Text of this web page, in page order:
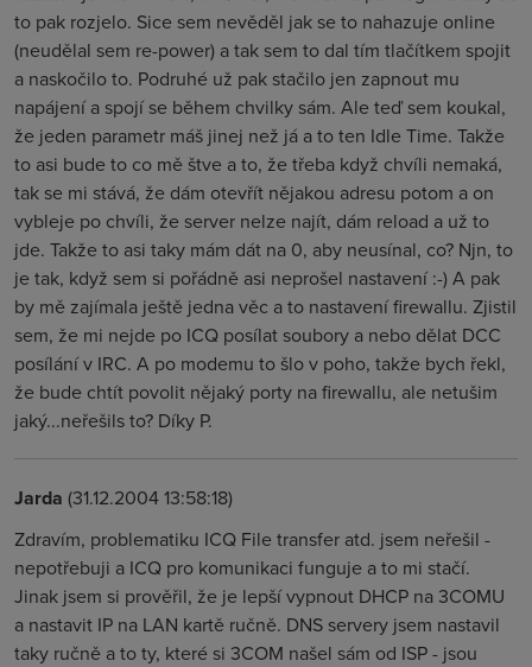
to pak rozjelo. Sice sem nevěděl jak se to nahazuje online
(neudělal sem re-power) a tak sem to dal tím tlačítkem spojit
a naskočilo to. Podruhé už pak stačilo jen zapnout mu
napájení a spojí se během chvilky sám. Ale teď sem koukal,
že jeden parametr máš jinej než já a to ten Idle Time. Takže
to asi bude to co mě štve a to, že třeba když chvíli nemaká,
tak se mi stává, že dám otevřít nějakou adresu potom a on
vybleje po chvíli, že server nelze najít, dám reload a už to
jde. Takže to asi taky mám dát na 0, aby neusínal, co? Njn, to
je tak, když sem si pořádně asi neprošel nastavení :-) A pak
by mě zajímala ještě jedna věc a to nastavení firewallu. Zjistil
sem, že mi nejde po ICQ posílat soubory a nebo dělat DCC
posílání v IRC. A po modemu to šlo v poho, takže bych řekl,
že bude chtít povolit nějaký porty na firewallu, ale netušim
jaký...neřešils to? Díky P.
Jarda (31.12.2004 13:58:18)
Zdravím, problematiku ICQ File transfer atd. jsem neřešil -
nepotřebuji a ICQ pro komunikaci funguje a to mi stačí.
Jinak jsem si prověřil, že je lepší vypnout DHCP na 3COMU
a nastavit IP na LAN kartě ručně. DNS servery jsem nastavil
taky ručně a to ty, které si 3COM našel sám od ISP - jsou